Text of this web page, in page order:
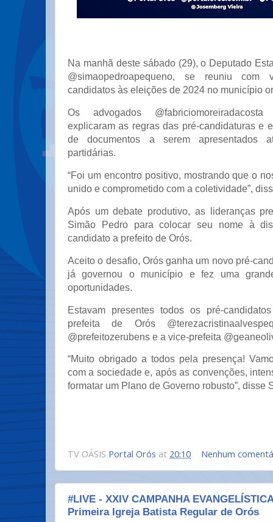
Na manhã deste sábado (29), o Deputado
@simaopedroapequeno, se reuniu com
candidatos às eleições de 2024 no município
Os advogados
explicaram as regras das pré-candidaturas e
de documentos a serem apresentados
partidárias.
“Foi um encontro positivo, mostrando que o
unido e comprometido com a coletividade”,
Após um debate produtivo, as lideranças
Simão Pedro para colocar seu nome à
candidato a prefeito de Orós.
Aceito o desafio, Orós ganha um novo pré-
já governou o município e fez uma
oportunidades.
Estavam presentes todos os pré-
prefeita de Orós
@prefeitozerubens e a vice-prefeita
“Muito obrigado a todos pela presença!
com a sociedade e, após as convenções,
formatar um Plano de Governo robusto”, disse
TV OÁSIS Portal Orós at 20:10 Nenhum
#LIVE​ - XXIV CAMPANHA
Primeira Igreja Batista Regular de Orós